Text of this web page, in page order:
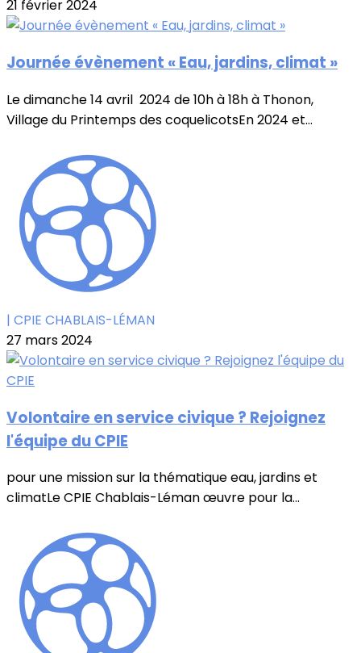
21 février 2024
Journée évènement « Eau, jardins, climat »
Le dimanche 14 avril 2024 de 10h à 18h à Thonon,
Village du Printemps des coquelicotsEn 2024 et...
| CPIE CHABLAIS-LÉMAN
27 mars 2024
Volontaire en service civique ? Rejoignez
l'équipe du CPIE
pour une mission sur la thématique eau, jardins et
climatLe CPIE Chablais-Léman œuvre pour la...